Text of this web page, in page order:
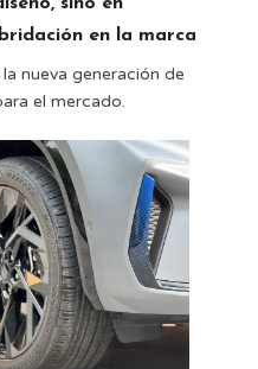
en la marca
nueva generación de
el mercado.